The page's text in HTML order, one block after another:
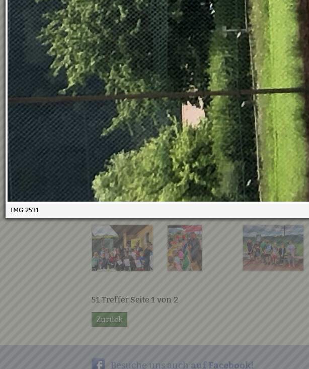
51 Treffer Seite 1 von 2
Zurück
Besuche uns auch auf Facebook!
IMG 2531